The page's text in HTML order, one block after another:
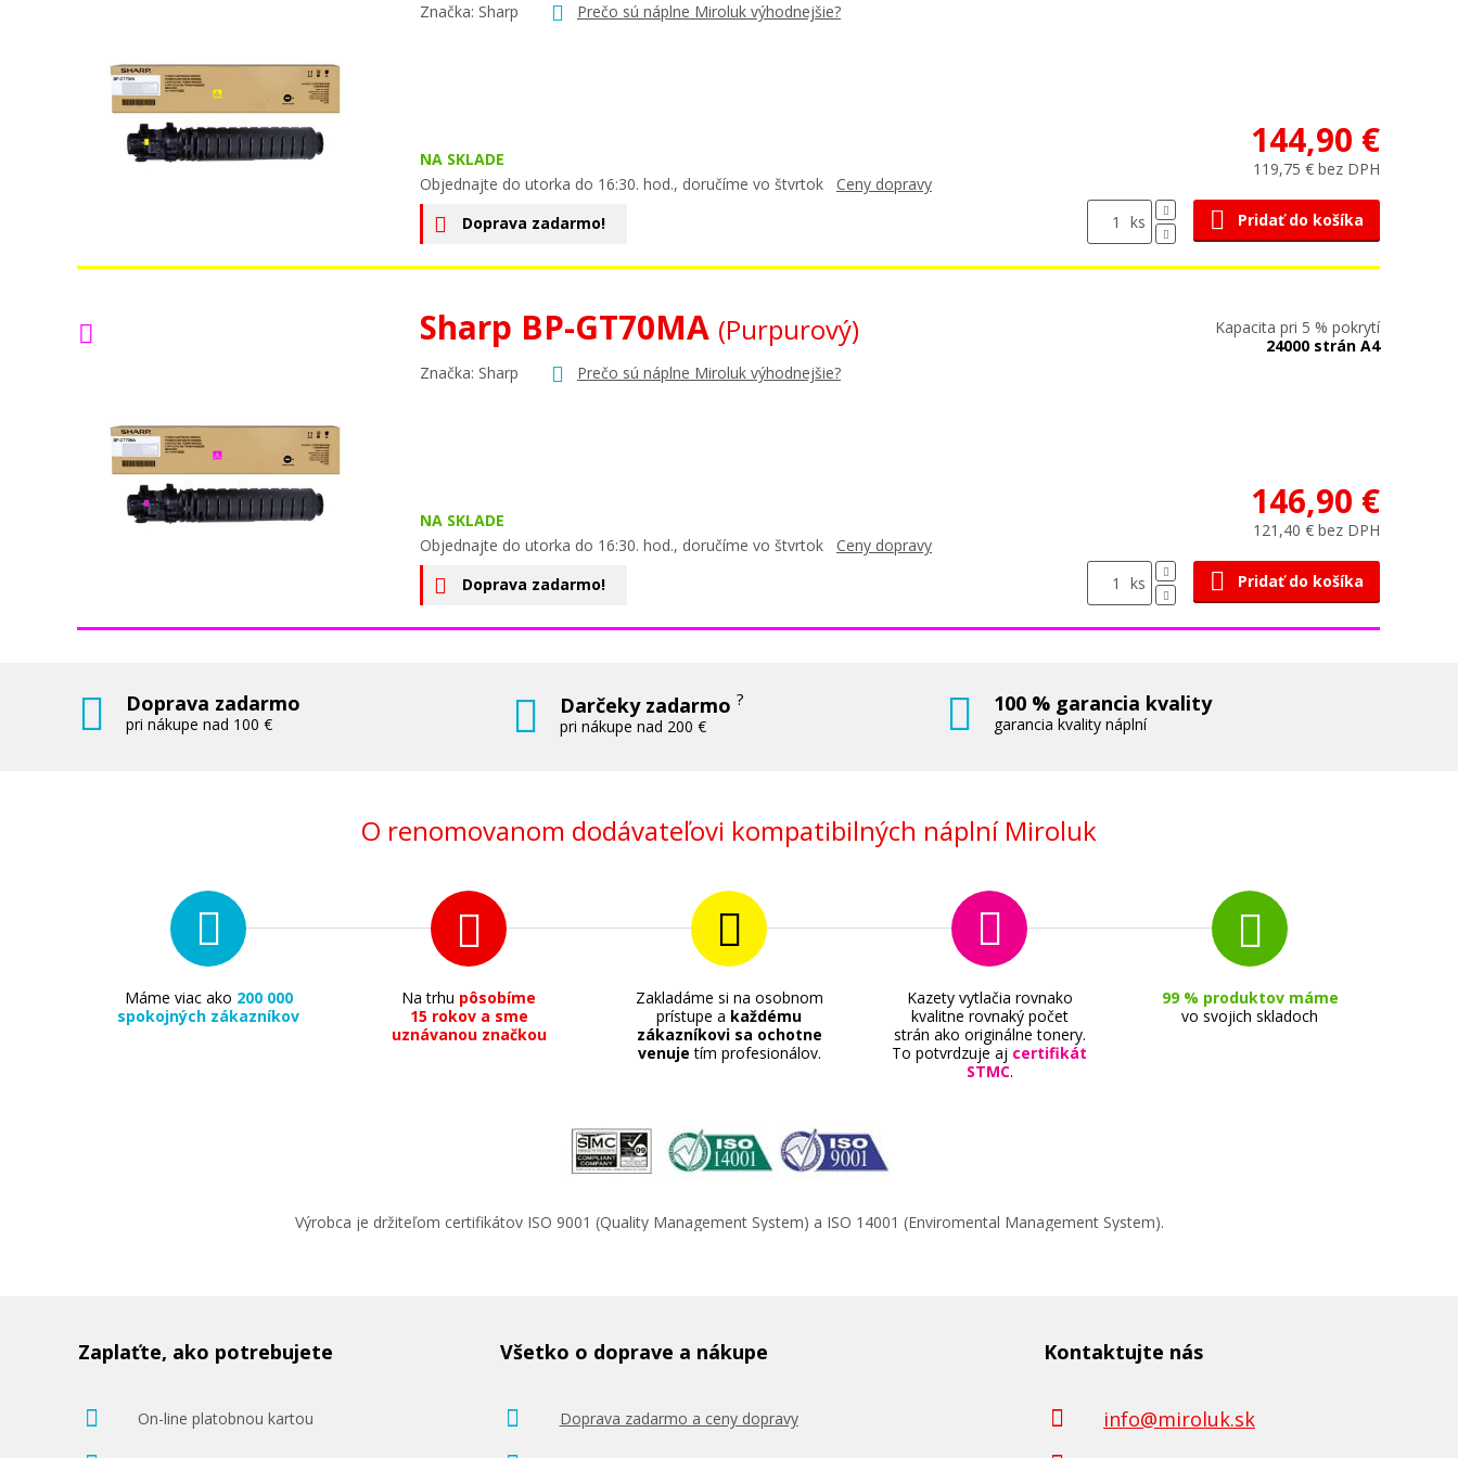
Značka: Sharp Prečo sú náplne Miroluk výhodnejšie?
NA SKLADE
Objednajte do utorka do 16:30. hod., doručíme vo štvrtok Ceny dopravy
Doprava zadarmo!
144,90 €
119,75 € bez DPH
ks Pridať do košíka
Sharp BP-GT70MA (Purpurový)
Značka: Sharp Prečo sú náplne Miroluk výhodnejšie?
NA SKLADE
Objednajte do utorka do 16:30. hod., doručíme vo štvrtok Ceny dopravy
Doprava zadarmo!
Kapacita pri 5 % pokrytí
24000 strán A4
146,90 €
121,40 € bez DPH
ks Pridať do košíka
Doprava zadarmo
pri nákupe nad 100 €
Darčeky zadarmo?
pri nákupe nad 200 €
100 % garancia kvality
garancia kvality náplní
O renomovanom dodávateľovi kompatibilných náplní Miroluk
Máme viac ako 200 000
spokojných zákazníkov
Na trhu pôsobíme
15 rokov a sme
uznávanou značkou
Zakladáme si na osobnom
prístupe a každému
zákazníkovi sa ochotne
venuje tím profesionálov.
Kazety vytlačia rovnako
kvalitne rovnaký počet
strán ako originálne tonery.
To potvrdzuje aj certifikát
STMC.
99 % produktov máme
vo svojich skladoch
Výrobca je držiteľom certifikátov ISO 9001 (Quality Management System) a ISO 14001 (Enviromental Management System).
Zaplaťte, ako potrebujete
On-line platobnou kartou
Všetko o doprave a nákupe
Doprava zadarmo a ceny dopravy
Kontaktujte nás
info@miroluk.sk